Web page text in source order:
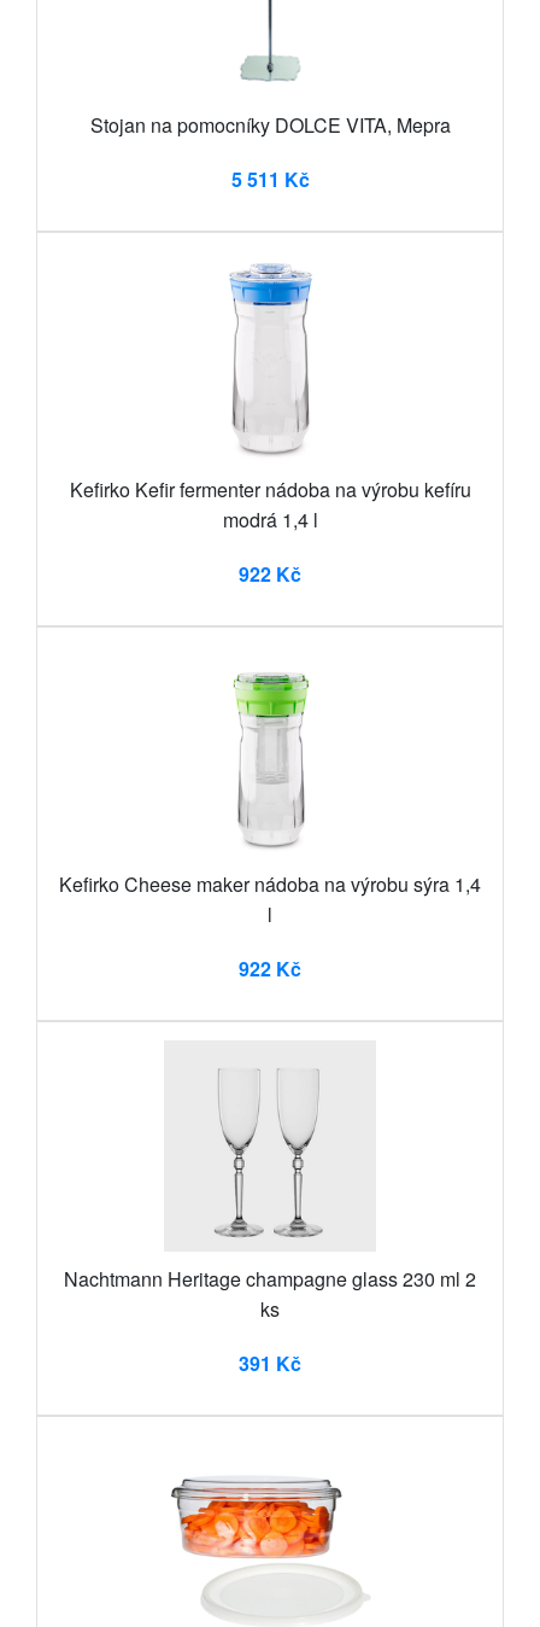
Stojan na pomocníky DOLCE VITA, Mepra
5 511 Kč
Kefirko Kefir fermenter nádoba na výrobu kefíru
modrá 1,4 l
922 Kč
Kefirko Cheese maker nádoba na výrobu sýra 1,4
l
922 Kč
Nachtmann Heritage champagne glass 230 ml 2
ks
391 Kč